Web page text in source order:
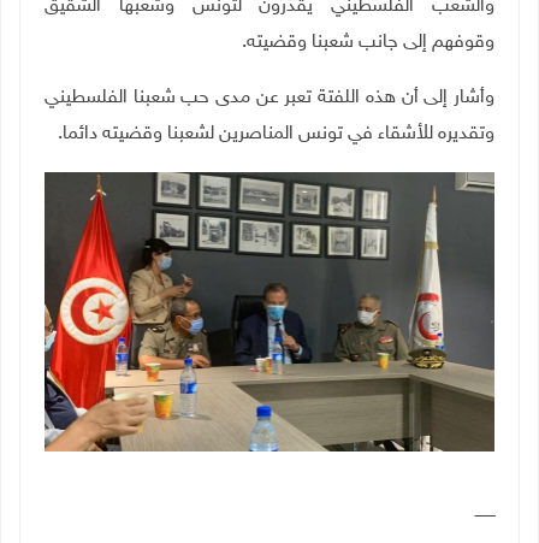
والشعب الفلسطيني يقدّرون لتونس وشعبها الشقيق
وقوفهم إلى جانب شعبنا وقضيته.
وأشار إلى أن هذه اللفتة تعبر عن مدى حب شعبنا الفلسطيني
وتقديره للأشقاء في تونس المناصرين لشعبنا وقضيته دائما.
ــــــــ